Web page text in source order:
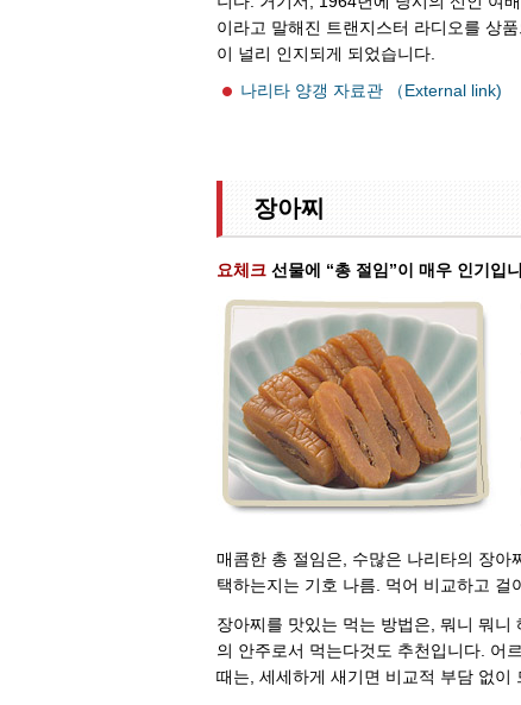
이라고 말해진 트랜지스터 라디오를 상
이 널리 인지되게 되었습니다.
나리타 양갱 자료관 （External link)
장아찌
요체크 선물에 “총 절임”이 매우 인기입
매콤한 총 절임은, 수많은 나리타의 장아
택하는지는 기호 나름. 먹어 비교하고 걸
장아찌를 맛있는 먹는 방법은, 뭐니 뭐
의 안주로서 먹는다것도 추천입니다. 어
때는, 세세하게 새기면 비교적 부담 없이